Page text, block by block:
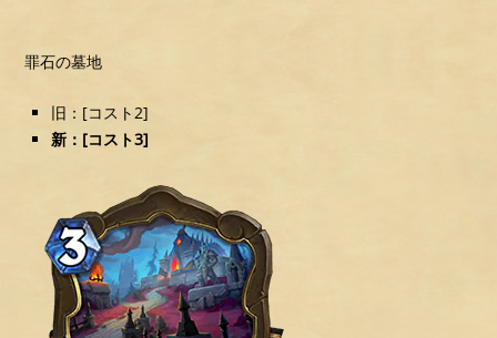
罪石の墓地
旧：[コスト2]
新：[コスト3]